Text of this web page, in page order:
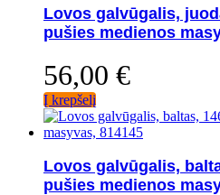
Lovos galvūgalis,
pušies medienos
56,00 €
Į krepšelį
Lovos galvūgalis,
pušies medienos